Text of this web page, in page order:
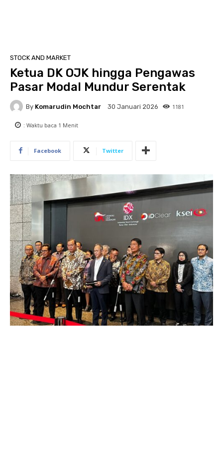
STOCK AND MARKET
Ketua DK OJK hingga Pengawas
Pasar Modal Mundur Serentak
By Komarudin Mochtar 30 Januari 2026 1181
: Waktu baca 1 Menit
Facebook Twitter